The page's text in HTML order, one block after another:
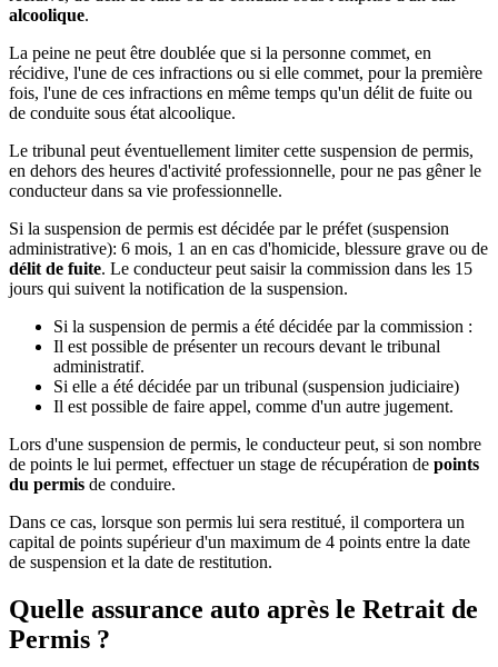
alcoolique.
La peine ne peut être doublée que si la personne commet, en
récidive, l'une de ces infractions ou si elle commet, pour la première
fois, l'une de ces infractions en même temps qu'un délit de fuite ou
de conduite sous état alcoolique.
Le tribunal peut éventuellement limiter cette suspension de permis,
en dehors des heures d'activité professionnelle, pour ne pas gêner le
conducteur dans sa vie professionnelle.
Si la suspension de permis est décidée par le préfet (suspension
administrative): 6 mois, 1 an en cas d'homicide, blessure grave ou de
délit de fuite. Le conducteur peut saisir la commission dans les 15
jours qui suivent la notification de la suspension.
Si la suspension de permis a été décidée par la commission :
Il est possible de présenter un recours devant le tribunal
administratif.
Si elle a été décidée par un tribunal (suspension judiciaire)
Il est possible de faire appel, comme d'un autre jugement.
Lors d'une suspension de permis, le conducteur peut, si son nombre
de points le lui permet, effectuer un stage de récupération de points
du permis de conduire.
Dans ce cas, lorsque son permis lui sera restitué, il comportera un
capital de points supérieur d'un maximum de 4 points entre la date
de suspension et la date de restitution.
Quelle assurance auto après le Retrait de
Permis ?